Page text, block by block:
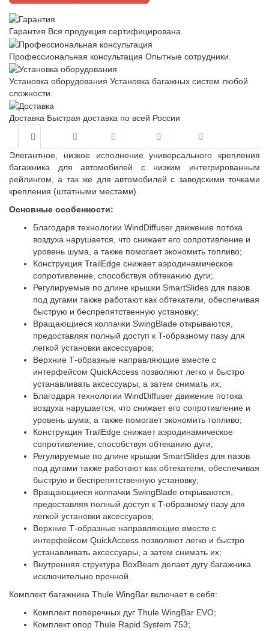
Гарантия Вся продукция сертифицирована.
Профессиональная консультация Опытные сотрудники.
Установка оборудования Установка багажных систем любой
сложности.
Доставка Быстрая доставка по всей России
Элегантное, низкое исполнение универсального крепления
багажника для автомобилей с низким интегрированным
рейлингом, а так же для автомобилей с заводскими точками
крепления (штатными местами).
Основные особенности:
Благодаря технологии WindDiffuser движение потока
воздуха нарушается, что снижает его сопротивление и
уровень шума, а также помогает экономить топливо;
Конструкция TrailEdge снижает аэродинамическое
сопротивление, способствуя обтеканию дуги;
Регулируемые по длине крышки SmartSlides для пазов
под дугами также работают как обтекатели, обеспечивая
быструю и беспрепятственную установку;
Вращающиеся колпачки SwingBlade открываются,
предоставляя полный доступ к T-образному пазу для
легкой установки аксессуаров;
Верхние Т-образные направляющие вместе с
интерфейсом QuickAccess позволяют легко и быстро
устанавливать аксессуары, а затем снимать их;
Благодаря технологии WindDiffuser движение потока
воздуха нарушается, что снижает его сопротивление и
уровень шума, а также помогает экономить топливо;
Конструкция TrailEdge снижает аэродинамическое
сопротивление, способствуя обтеканию дуги;
Регулируемые по длине крышки SmartSlides для пазов
под дугами также работают как обтекатели, обеспечивая
быструю и беспрепятственную установку;
Вращающиеся колпачки SwingBlade открываются,
предоставляя полный доступ к T-образному пазу для
легкой установки аксессуаров;
Верхние Т-образные направляющие вместе с
интерфейсом QuickAccess позволяют легко и быстро
устанавливать аксессуары, а затем снимать их;
Внутренняя структура BoxBeam делает дугу багажника
исключительно прочной.
Комплект багажника Thule WingBar включает в себя:
Комплект поперечных дуг Thule WingBar EVO;
Комплект опор Thule Rapid System 753;